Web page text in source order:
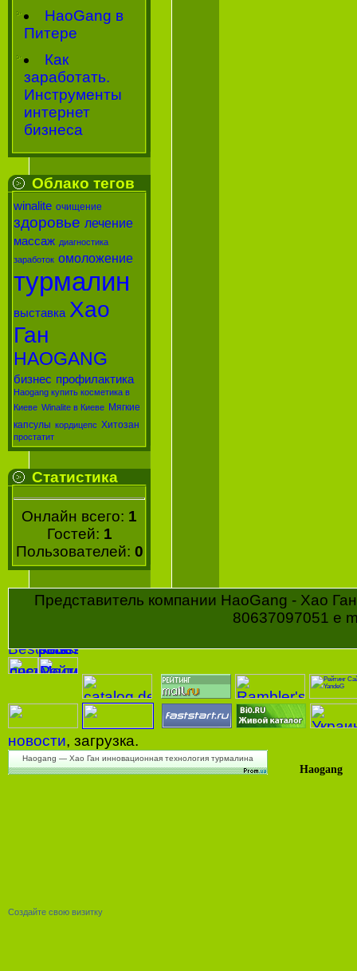
HaoGang в
Питере
Как
заработать.
Инструменты
интернет
бизнеса
Облако тегов
winalite очищение
здоровье лечение
массаж диагностика
заработок омоложение
турмалин
выставка Хао
Ган
HAOGANG
бизнес профилактика
Haogang купить косметика в
Киеве Winalite в Киеве Мягкие
капсулы кордицепс Хитозан
простатит
Статистика
Онлайн всего: 1
Гостей: 1
Пользователей: 0
Представитель компании HaoGang - Хао
80637097051 e
новости, загрузка.
Haogang — Хао Ган инновационная технология турмалина
Haogang
Создайте свою визитку